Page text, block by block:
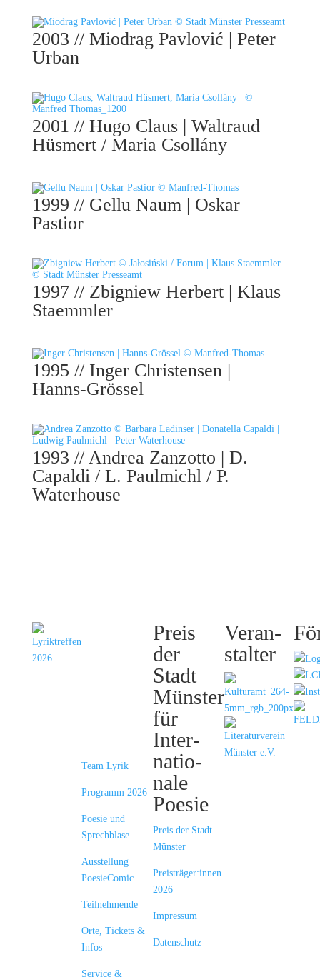
2003 // Miodrag Pavlović | Peter
Urban
2001 // Hugo Claus | Waltraud
Hüsmert / Maria Csollány
1999 // Gellu Naum | Oskar
Pastior
1997 // Zbigniew Herbert | Klaus
Staemmler
1995 // Inger Christensen |
Hanns-Grössel
1993 // Andrea Zanzotto | D.
Capaldi / L. Paulmichl / P.
Waterhouse
Team Lyrik
Programm 2026
Poesie und
Sprechblase
Ausstellung
PoesieComic
Teilnehmende
Orte, Tickets &
Infos
Service &
Preis
der
Stadt
Münster
für
Inter­
natio­
nale
Poesie
Preis der Stadt
Münster
Preisträger:innen
2026
Impressum
Datenschutz
Veran­
stalter